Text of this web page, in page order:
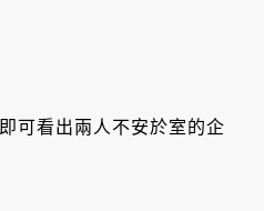
可看出兩人不安於室的企